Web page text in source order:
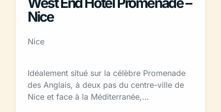
Nice
Nice
Idéalement situé sur la célèbre Promenade
des Anglais, à deux pas du centre-ville de
Nice et face à la Méditerranée,…